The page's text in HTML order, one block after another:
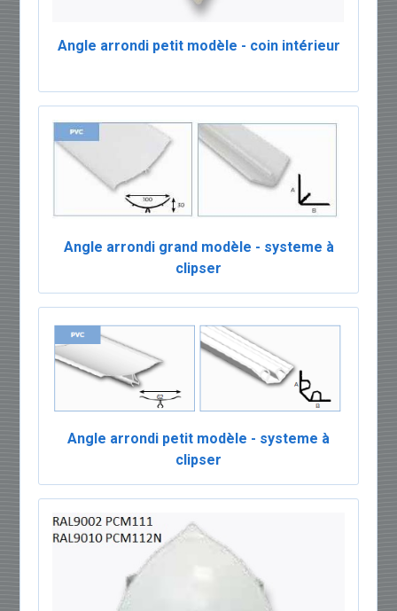
Angle arrondi petit modèle - coin intérieur
Angle arrondi grand modèle - systeme à
clipser
Angle arrondi petit modèle - systeme à
clipser